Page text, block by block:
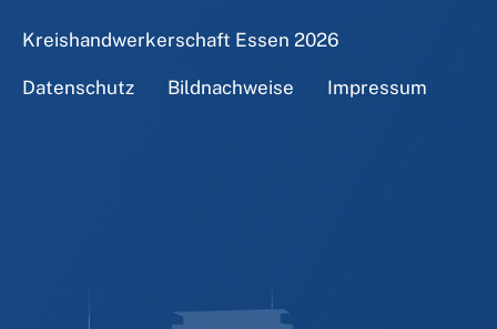
Kreishandwerkerschaft Essen 2026
Datenschutz Bildnachweise Impressum